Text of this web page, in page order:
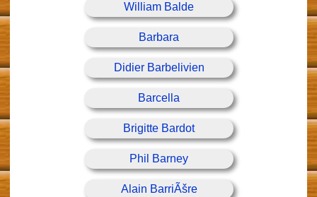
William Balde
Barbara
Didier Barbelivien
Barcella
Brigitte Bardot
Phil Barney
Alain BarriÃšre